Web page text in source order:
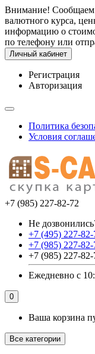
Внимание! Сообщаем
валютного курса,
информацию о
по телефону или
Личный кабинет
Регистрация
Авторизация
Политика
Условия
+7 (985) 227-82-72
Не
+7 (495) 227-82-
+7 (985) 227-82-
+7 (985) 227-82-
Ежедневно с
0
Ваша корзина
Все категории